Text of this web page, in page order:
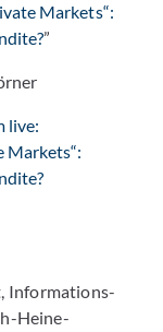
Markets“:
”
live:
Markets“:
Informations-
Heine-